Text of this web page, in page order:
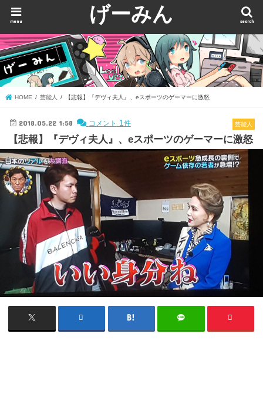
げーみん search
menu
HOME 芸能人 【悲報】『デヴィ夫人』、eスポーツのゲーマーに激怒
芸能人
2018.05.22 1:58 コメント 1 件
【悲報】『デヴィ夫人』、eスポーツのゲーマーに激怒